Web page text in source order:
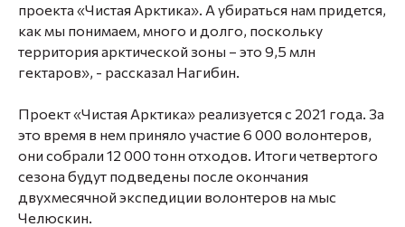
проекта «Чистая Арктика». А убираться нам придется,
как мы понимаем, много и долго, поскольку
территория арктической зоны – это 9,5 млн
гектаров», - рассказал Нагибин.
Проект «Чистая Арктика» реализуется с 2021 года. За
это время в нем приняло участие 6 000 волонтеров,
они собрали 12 000 тонн отходов. Итоги четвертого
сезона будут подведены после окончания
двухмесячной экспедиции волонтеров на мыс
Челюскин.